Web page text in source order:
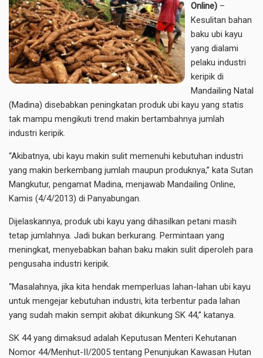
Online) –
Kesulitan bahan
baku ubi kayu
yang dialami
pelaku industri
keripik di
Mandailing Natal
(Madina) disebabkan peningkatan produk ubi kayu yang statis
tak mampu mengikuti trend makin bertambahnya jumlah
industri keripik.
“Akibatnya, ubi kayu makin sulit memenuhi kebutuhan industri
yang makin berkembang jumlah maupun produknya,” kata Sutan
Mangkutur, pengamat Madina, menjawab Mandailing Online,
Kamis (4/4/2013) di Panyabungan.
Dijelaskannya, produk ubi kayu yang dihasilkan petani masih
tetap jumlahnya. Jadi bukan berkurang. Permintaan yang
meningkat, menyebabkan bahan baku makin sulit diperoleh para
pengusaha industri keripik.
“Masalahnya, jika kita hendak memperluas lahan-lahan ubi kayu
untuk mengejar kebutuhan industri, kita terbentur pada lahan
yang sudah makin sempit akibat dikunkung SK 44,” katanya.
SK 44 yang dimaksud adalah Keputusan Menteri Kehutanan
Nomor 44/Menhut-II/2005 tentang Penunjukan Kawasan Hutan